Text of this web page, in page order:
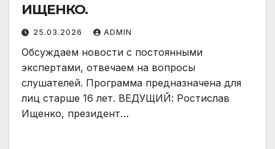
ИЩЕНКО.
25.03.2026 ADMIN
Обсуждаем новости с постоянными
экспертами, отвечаем на вопросы
слушателей. Программа предназначена для
лиц старше 16 лет. ВЕДУЩИЙ: Ростислав
Ищенко, президент…